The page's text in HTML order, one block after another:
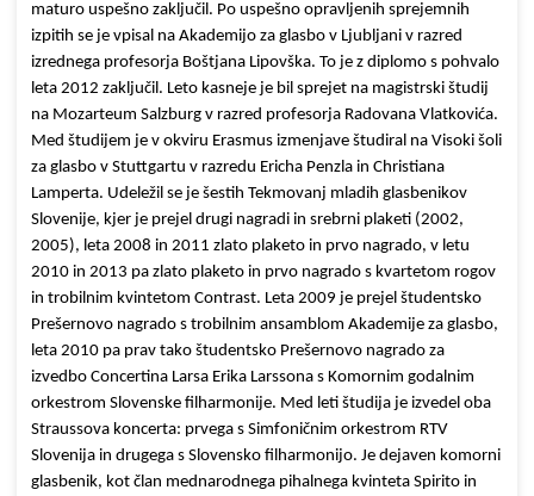
maturo uspešno zaključil. Po uspešno opravljenih sprejemnih
izpitih se je vpisal na Akademijo za glasbo v Ljubljani v razred
izrednega profesorja Boštjana Lipovška. To je z diplomo s pohvalo
leta 2012 zaključil. Leto kasneje je bil sprejet na magistrski študij
na Mozarteum Salzburg v razred profesorja Radovana Vlatkovića.
Med študijem je v okviru Erasmus izmenjave študiral na Visoki šoli
za glasbo v Stuttgartu v razredu Ericha Penzla in Christiana
Lamperta. Udeležil se je šestih Tekmovanj mladih glasbenikov
Slovenije, kjer je prejel drugi nagradi in srebrni plaketi (2002,
2005), leta 2008 in 2011 zlato plaketo in prvo nagrado, v letu
2010 in 2013 pa zlato plaketo in prvo nagrado s kvartetom rogov
in trobilnim kvintetom Contrast. Leta 2009 je prejel študentsko
Prešernovo nagrado s trobilnim ansamblom Akademije za glasbo,
leta 2010 pa prav tako študentsko Prešernovo nagrado za
izvedbo Concertina Larsa Erika Larssona s Komornim godalnim
orkestrom Slovenske filharmonije. Med leti študija je izvedel oba
Straussova koncerta: prvega s Simfoničnim orkestrom RTV
Slovenija in drugega s Slovensko filharmonijo. Je dejaven komorni
glasbenik, kot član mednarodnega pihalnega kvinteta Spirito in